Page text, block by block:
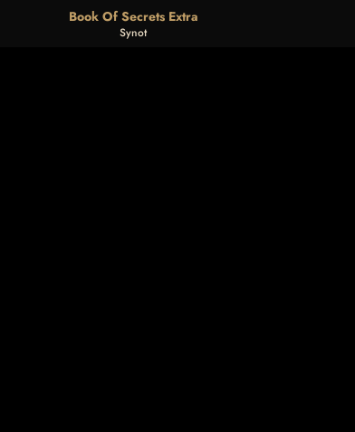
Book Of Secrets Extra
Synot